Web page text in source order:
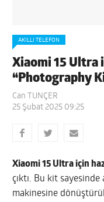
AKILLI TELEFON
Xiaomi 15 Ultra
“Photography
Can TUNÇER
25 Şubat 2025 09:25
Xiaomi 15 Ultra için
çıktı. Bu kit
makinesine